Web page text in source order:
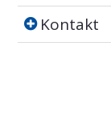
Kontakt
Kontakt